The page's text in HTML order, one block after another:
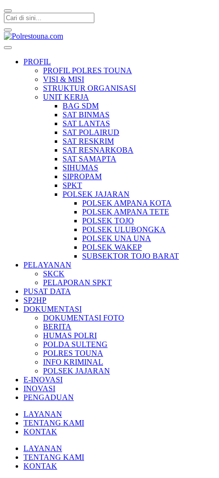
PROFIL
PROFIL POLRES TOUNA
VISI & MISI
STRUKTUR ORGANISASI
UNIT KERJA
BAG SDM
SAT BINMAS
SAT LANTAS
SAT POLAIRUD
SAT RESKRIM
SAT RESNARKOBA
SAT SAMAPTA
SIHUMAS
SIPROPAM
SPKT
POLSEK JAJARAN
POLSEK AMPANA KOTA
POLSEK AMPANA TETE
POLSEK TOJO
POLSEK ULUBONGKA
POLSEK UNA UNA
POLSEK WAKEP
SUBSEKTOR TOJO BARAT
PELAYANAN
SKCK
PELAPORAN SPKT
PUSAT DATA
SP2HP
DOKUMENTASI
DOKUMENTASI FOTO
BERITA
HUMAS POLRI
POLDA SULTENG
POLRES TOUNA
INFO KRIMINAL
POLSEK JAJARAN
E-INOVASI
INOVASI
PENGADUAN
LAYANAN
TENTANG KAMI
KONTAK
LAYANAN
TENTANG KAMI
KONTAK